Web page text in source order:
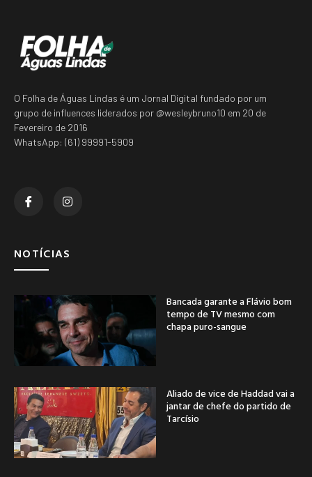
O Folha de Águas Lindas é um Jornal Digital fundado por um
grupo de influences liderados por @wesleybruno10 em 20 de
Fevereiro de 2016
WhatsApp: (61) 99991-5909
NOTÍCIAS
Bancada garante a Flávio bom
tempo de TV mesmo com
chapa puro-sangue
Aliado de vice de Haddad vai a
jantar de chefe do partido de
Tarcísio